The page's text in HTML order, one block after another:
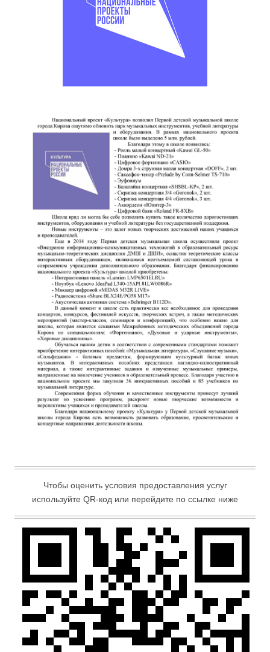
Чтобы оценить условия предоставления услуг
используйте QR-код или перейдите по ссылке ниже